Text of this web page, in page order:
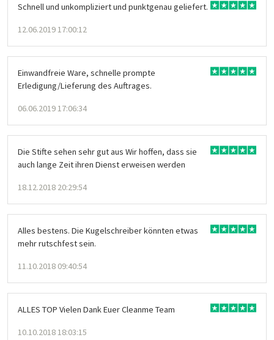
Schnell und unkompliziert und punktgenau geliefert.
12.06.2019 17:00:12
Einwandfreie Ware, schnelle prompte
Erledigung/Lieferung des Auftrages.
06.06.2019 17:06:34
Die Stifte sehen sehr gut aus Wir hoffen, dass sie
auch lange Zeit ihren Dienst erweisen werden
18.12.2018 20:29:54
Alles bestens. Die Kugelschreiber könnten etwas
mehr rutschfest sein.
11.10.2018 09:40:54
ALLES TOP Vielen Dank Euer Cleanme Team
10.10.2018 18:03:15